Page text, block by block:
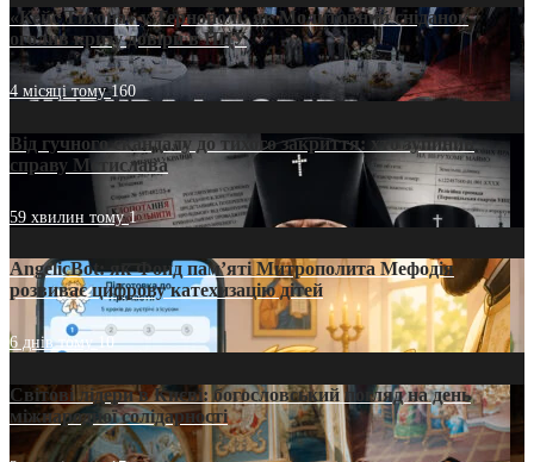
«Кейс Тихона» у Тернополі: як Молитовний сніданок
оголив кризу довіри в ПЦУ
4 місяці тому160
Від гучного скандалу до тихого закриття: хто зупинив
справу Мстислава
59 хвилин тому1
AngelicBot: як Фонд пам’яті Митрополита Мефодія
розвиває цифрову катехизацію дітей
6 днів тому10
Світові лідери в Києві: богословський погляд на день
міжнародної солідарності